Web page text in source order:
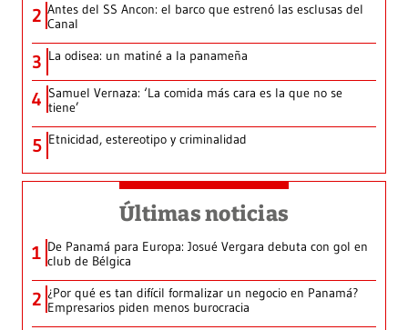
2 Antes del SS Ancon: el barco que estrenó las esclusas del
Canal
3 La odisea: un matiné a la panameña
4 Samuel Vernaza: ‘La comida más cara es la que no se
tiene’
5 Etnicidad, estereotipo y criminalidad
Últimas noticias
1 De Panamá para Europa: Josué Vergara debuta con gol en
club de Bélgica
2 ¿Por qué es tan difícil formalizar un negocio en Panamá?
Empresarios piden menos burocracia